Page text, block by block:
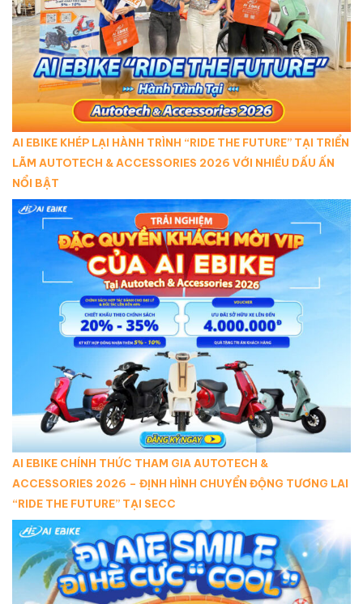
AI EBIKE KHÉP LẠI HÀNH TRÌNH “RIDE THE FUTURE” TẠI TRIỂN
LÃM AUTOTECH & ACCESSORIES 2026 VỚI NHIỀU DẤU ẤN
NỔI BẬT
AI EBIKE CHÍNH THỨC THAM GIA AUTOTECH &
ACCESSORIES 2026 – ĐỊNH HÌNH CHUYỂN ĐỘNG TƯƠNG LAI
“RIDE THE FUTURE” TẠI SECC